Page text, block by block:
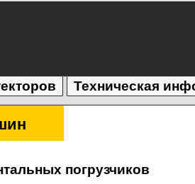
Техническая
погрузчиков